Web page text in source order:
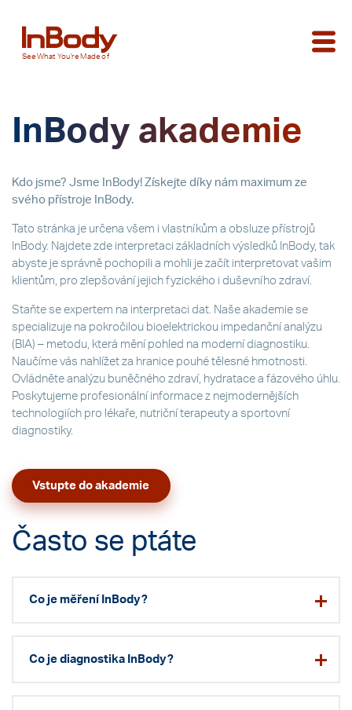
See What You’re Made of
InBody akademie
Kdo jsme? Jsme InBody! Získejte díky nám maximum ze
svého přístroje InBody.
Tato stránka je určena všem i vlastníkům a obsluze přístrojů
InBody. Najdete zde interpretaci základních výsledků InBody, tak
abyste je správně pochopili a mohli je začít interpretovat vašim
klientům, pro zlepšování jejich fyzického i duševního zdraví.
Staňte se expertem na interpretaci dat. Naše akademie se
specializuje na pokročilou bioelektrickou impedanční analýzu
(BIA) – metodu, která mění pohled na moderní diagnostiku.
Naučíme vás nahlížet za hranice pouhé tělesné hmotnosti.
Ovládněte analýzu buněčného zdraví, hydratace a fázového úhlu.
Poskytujeme profesionální informace z nejmodernějších
technologiích pro lékaře, nutriční terapeuty a sportovní
diagnostiky.
Vstupte do akademie
Často se ptáte
Co je měření InBody?
Co je diagnostika InBody?